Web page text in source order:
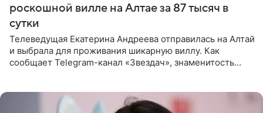
роскошной вилле на Алтае за 87 тысяч в
сутки
Телеведущая Екатерина Андреева отправилась на Алтай
и выбрала для проживания шикарную виллу. Как
сообщает Telegram-канал «Звездач», знаменитость